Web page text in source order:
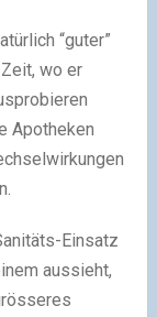
“guter”
wo er
Apotheken
Einsatz
aussieht,